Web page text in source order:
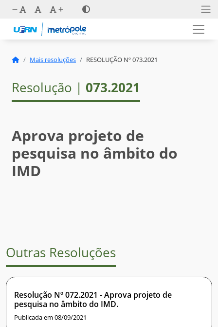
Mais resoluções RESOLUÇÃO Nº 073.2021
Resolução | 073.2021
Aprova projeto de
pesquisa no âmbito do
IMD
Outras Resoluções
Resolução Nº 072.2021 - Aprova projeto de
pesquisa no âmbito do IMD.
Publicada em 08/09/2021